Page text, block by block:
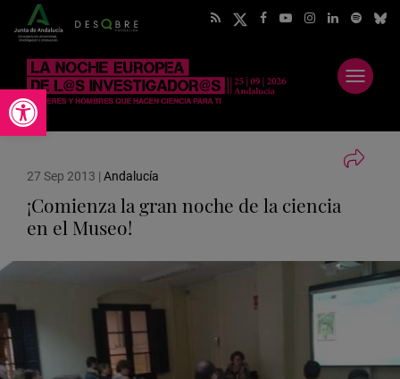
Abrir barra de herramientas
Abrir
menú
27 Sep 2013 | Andalucía
¡Comienza la gran noche de la ciencia
en el Museo!